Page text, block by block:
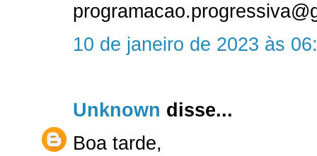
10 de janeiro de 2023 às
Unknown disse...
Boa tarde,